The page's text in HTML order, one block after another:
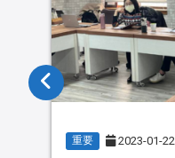
重要 2023-01-22